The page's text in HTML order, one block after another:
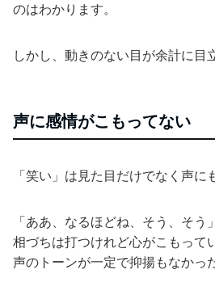
のはわかります。
しかし、動きのない目が余計に目
声に感情がこもってない
「笑い」は見た目だけでなく声に
「ああ、なるほどね、そう、そう
相づちは打つけれど心がこもって
声のトーンが一定で抑揚もなかっ